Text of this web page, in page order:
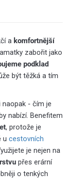
a komfortnější
zabořit jako
podklad
být těžká a tím
- čím je
nabízí. Benefitem
, protože je
u cestovních
je nejen na
přes erární
o tenkých